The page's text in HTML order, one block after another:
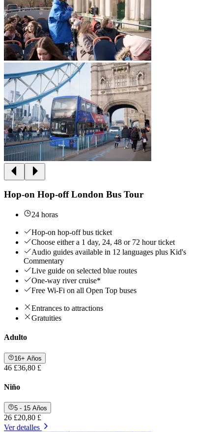
Hop-on Hop-off London Bus Tour
24 horas
Hop-on hop-off bus ticket
Choose either a 1 day, 24, 48 or 72 hour ticket
Audio guides available in 12 languages plus Kid's
Commentary
Live guide on selected blue routes
One-way river cruise*
Free Wi-Fi on all Open Top buses
Entrances to attractions
Gratuities
Adulto
16+ Años
46 £36,80 £
Niño
5 - 15 Años
26 £20,80 £
Ver detalles